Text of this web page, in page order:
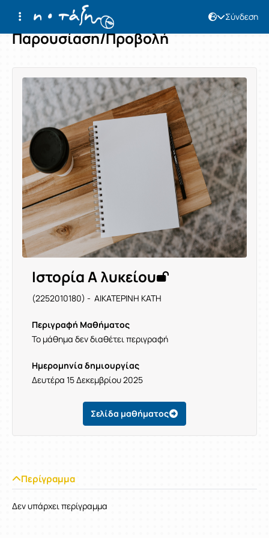
Σύνδεση
Παρουσίαση/Προβολή
Ιστορία Α λυκείου
(2252010180) - ΑΙΚΑΤΕΡΙΝΗ ΚΑΤΗ
Περιγραφή Μαθήματος
Το μάθημα δεν διαθέτει περιγραφή
Ημερομηνία δημιουργίας
Δευτέρα 15 Δεκεμβρίου 2025
Σελίδα μαθήματος
Περίγραμμα
Δεν υπάρχει περίγραμμα